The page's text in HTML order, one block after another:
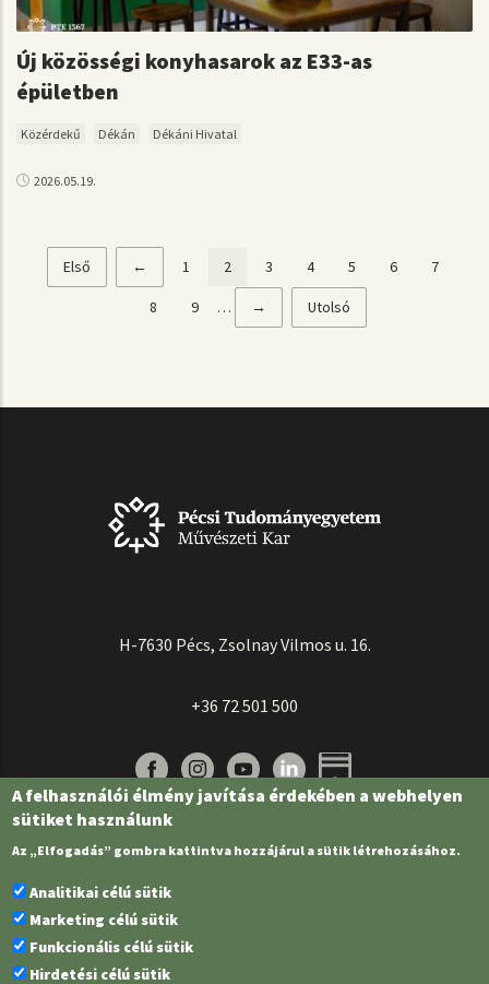
Új közösségi konyhasarok az E33-as
épületben
Közérdekű Dékán Dékáni Hivatal
2026.05.19.
Oldalszámozás
Első
Első
Előző
← Page
1
Jelenlegi
oldal
2 Page
3 Page
4 Page
5 Page
6 Page
7
Page
8 Page
9 …
Következő
→
Utolsó
Utolsó
H-7630 Pécs, Zsolnay Vilmos u. 16.
+36 72 501 500
Pécsi Tudományegyetem | Kancellária |
A felhasználói élmény javítása érdekében a webhelyen
sütiket használunk
Az „Elfogadás” gombra kattintva hozzájárul a sütik létrehozásához.
Analitikai célú sütik
Marketing célú sütik
Funkcionális célú sütik
Hirdetési célú sütik